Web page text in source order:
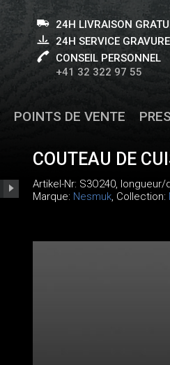
24H LIVRAISON
24H SERVICE GRAVURE
CONSEIL PERSONNEL
+41 32 322 97 55
POINTS DE VENTE
COUTEAU DE
Artikel-Nr: S3O240, longueur/
Marque: Nesmuk, Collection: